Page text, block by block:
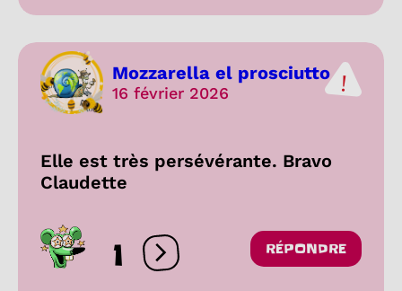
Mozzarella el prosciutto
16 février 2026
Elle est très persévérante. Bravo
Claudette
1 Ouvrir les réactions
RÉPONDRE